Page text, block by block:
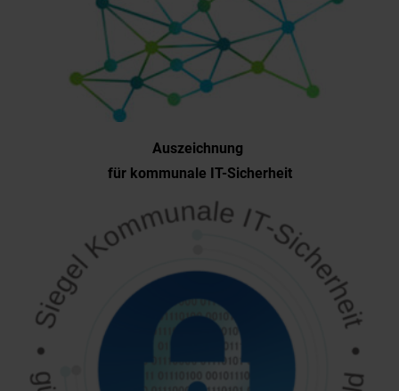
Auszeichnung
für kommunale IT-Sicherheit